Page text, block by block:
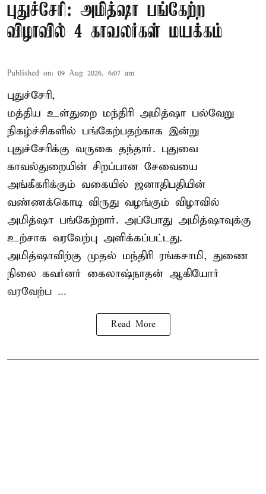
புதுச்சேரி: அமித்ஷா பங்கேற்ற
விழாவில் 4 காவலர்கள் மயக்கம்
Published on: 09 Aug 2026, 6:07 am
புதுச்சேரி,
மத்திய உள்துறை மந்திரி அமித்ஷா பல்வேறு
நிகழ்ச்சிகளில் பங்கேற்பதற்காக இன்று
புதுச்சேரிக்கு வருகை தந்தார். புதுவை
காவல்துறையின் சிறப்பான சேவையை
அங்கீகரிக்கும் வகையில் ஜனாதிபதியின்
வண்ணக்கொடி விருது வழங்கும் விழாவில்
அமித்ஷா பங்கேற்றார். அப்போது அமித்ஷாவுக்கு
உற்சாக வரவேற்பு அளிக்கப்பட்டது.
அமித்ஷாவிற்கு முதல் மந்திரி ரங்கசாமி, துணை
நிலை கவர்னர் கைலாஷ்நாதன் ஆகியோர்
வரவேற்ப ...
Read More